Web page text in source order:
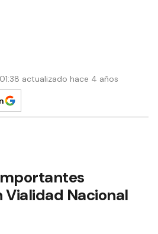
actualizado hace 4 años
Vialidad Nacional